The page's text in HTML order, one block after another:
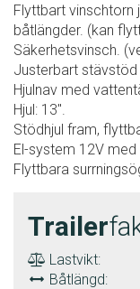
Flyttbart vinschtorn
båtlängder. (kan
Säkerhetsvinsch.
Justerbart
Hjulnav med
Hjul: 13".
Stödhjul fram,
El-system 12V med
Flyttbara
Trailer
Lastvikt:
Båtlängd: